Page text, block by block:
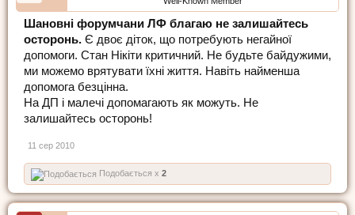
Шановні форумчани ЛФ благаю не залишайтесь
осторонь. Є двоє діток, що потребують негайної
допомоги. Стан Нікіти критичний. Не будьте байдужими,
ми можемо врятувати їхні життя. Навіть найменша
допомога безцінна.
На ДП і малечі допомагають як можуть. Не
залишайтесь осторонь!
11 сер 2010
Подобається x 2